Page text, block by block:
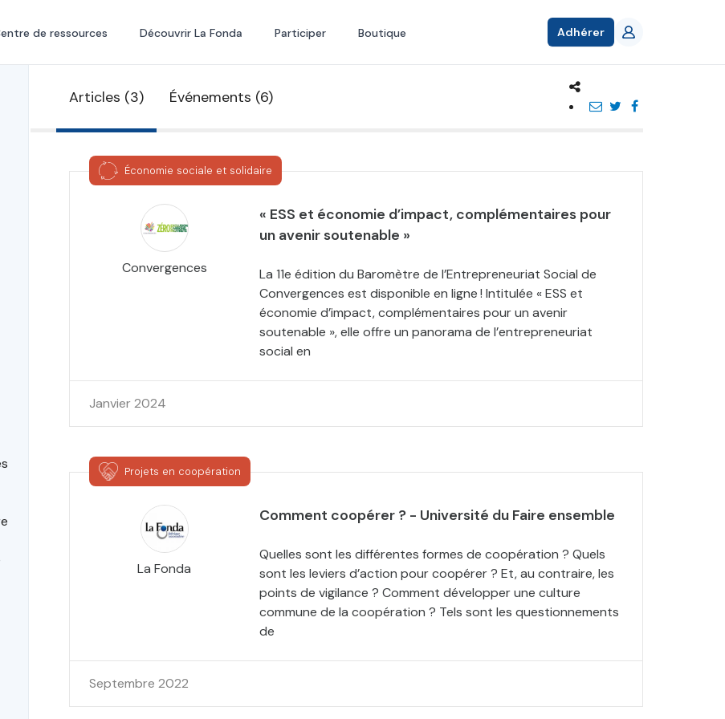
de ressources Découvrir La Fonda Participer Boutique Adhérer
Articles (3) Événements (6)
Économie sociale et solidaire
Convergences
« ESS et économie d’impact, complémentaires pour
un avenir soutenable »
La 11e édition du Baromètre de l’Entrepreneuriat Social de
Convergences est disponible en ligne ! Intitulée « ESS et
économie d’impact, complémentaires pour un avenir
soutenable », elle offre un panorama de l’entrepreneuriat
social en
Janvier 2024
Projets en coopération
La Fonda
Comment coopérer ? - Université du Faire ensemble
Quelles sont les différentes formes de coopération ? Quels
sont les leviers d’action pour coopérer ? Et, au contraire, les
points de vigilance ? Comment développer une culture
commune de la coopération ? Tels sont les questionnements
de
Septembre 2022